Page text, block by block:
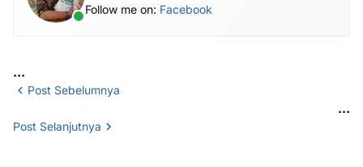
Follow me on: Facebook
...
Post Sebelumnya
...
Post Selanjutnya